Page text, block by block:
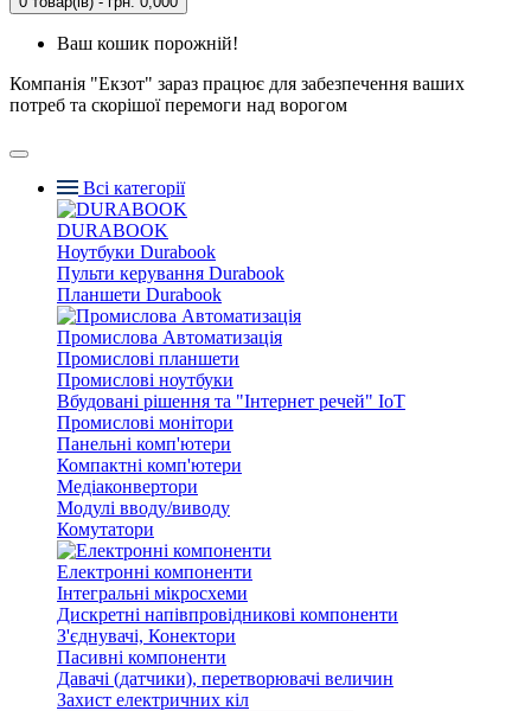
Ваш кошик порожній!
Компанія "Екзот" зараз працює для забезпечення ваших
потреб та скорішої перемоги над ворогом
Всі категорії
DURABOOK
Ноутбуки Durabook
Пульти керування Durabook
Планшети Durabook
Промислова Автоматизація
Промислові планшети
Промислові ноутбуки
Вбудовані рішення та "Інтернет речей" IoT
Промислові монітори
Панельні комп'ютери
Компактні комп'ютери
Медіаконвертори
Модулі вводу/виводу
Комутатори
Електронні компоненти
Інтегральні мікросхеми
Дискретні напівпровідникові компоненти
З'єднувачі, Конектори
Пасивні компоненти
Давачі (датчики), перетворювачі величин
Захист електричних кіл